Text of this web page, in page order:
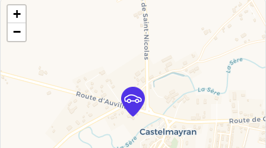
+
−